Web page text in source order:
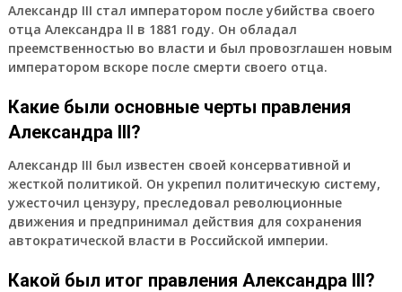
Александр III стал императором после убийства своего
отца Александра II в 1881 году. Он обладал
преемственностью во власти и был провозглашен новым
императором вскоре после смерти своего отца.
Какие были основные черты правления
Александра III?
Александр III был известен своей консервативной и
жесткой политикой. Он укрепил политическую систему,
ужесточил цензуру, преследовал революционные
движения и предпринимал действия для сохранения
автократической власти в Российской империи.
Какой был итог правления Александра III?